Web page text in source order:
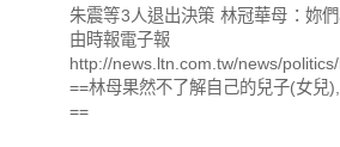
朱震等3人退出決策 林冠華母：妳
由時報電子報
http://news.ltn.com.tw/news/
==林母果然不了解自己的兒子(女兒
==